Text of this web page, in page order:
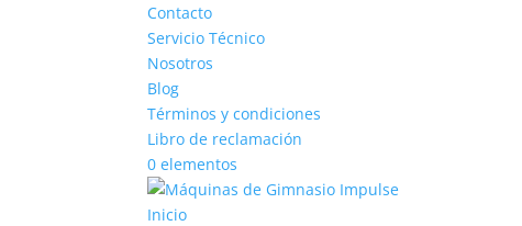
Contacto
Servicio Técnico
Nosotros
Blog
Términos y condiciones
Libro de reclamación
0 elementos
Inicio